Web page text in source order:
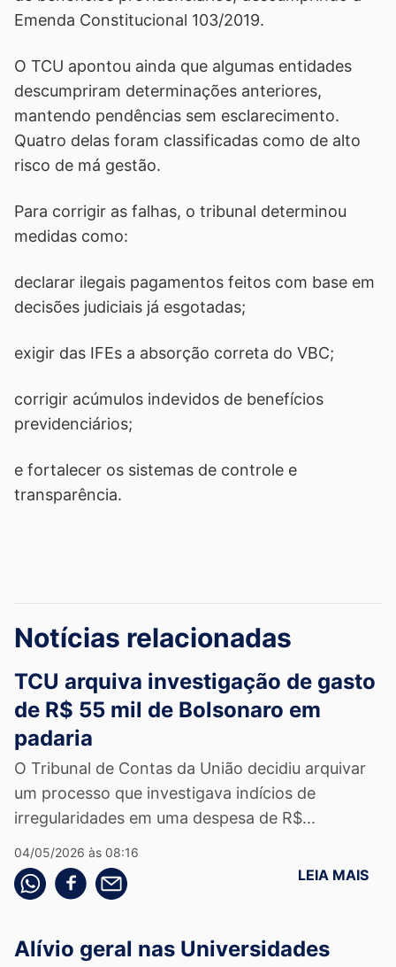
Emenda Constitucional 103/2019.
O TCU apontou ainda que algumas entidades
descumpriram determinações anteriores,
mantendo pendências sem esclarecimento.
Quatro delas foram classificadas como de alto
risco de má gestão.
Para corrigir as falhas, o tribunal determinou
medidas como:
declarar ilegais pagamentos feitos com base em
decisões judiciais já esgotadas;
exigir das IFEs a absorção correta do VBC;
corrigir acúmulos indevidos de benefícios
previdenciários;
e fortalecer os sistemas de controle e
transparência.
Notícias relacionadas
TCU arquiva investigação de gasto
de R$ 55 mil de Bolsonaro em
padaria
O Tribunal de Contas da União decidiu arquivar
um processo que investigava indícios de
irregularidades em uma despesa de R$...
04/05/2026 às 08:16
Compartilhe pelo whatsapp
Compartilhar no facebook
Compartilhe pelo email LEIA MAIS
Alívio geral nas Universidades